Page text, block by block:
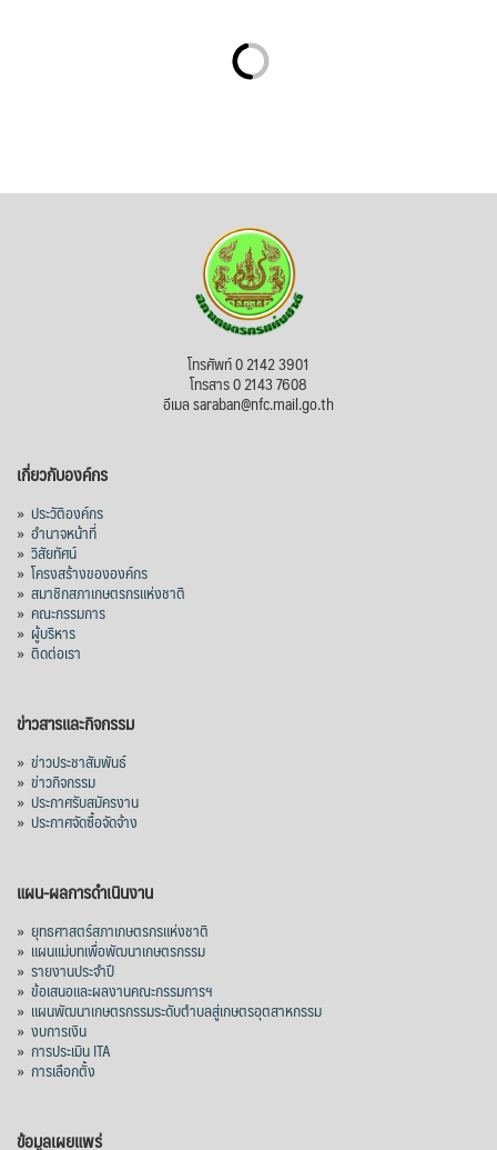
โทรศัพท์ 0 2142 3901
โทรสาร 0 2143 7608
อีเมล saraban@nfc.mail.go.th
เกี่ยวกับองค์กร
» ประวัติองค์กร
» อำนาจหน้าที่
» วิสัยทัศน์
» โครงสร้างขององค์กร
» สมาชิกสภาเกษตรกรแห่งชาติ
» คณะกรรมการ
» ผู้บริหาร
» ติดต่อเรา
ข่าวสารและกิจกรรม
» ข่าวประชาสัมพันธ์
» ข่าวกิจกรรม
» ประกาศรับสมัครงาน
» ประกาศจัดซื้อจัดจ้าง
แผน-ผลการดำเนินงาน
» ยุทธศาสตร์สภาเกษตรกรแห่งชาติ
» แผนแม่บทเพื่อพัฒนาเกษตรกรรม
» รายงานประจำปี
» ข้อเสนอและผลงานคณะกรรมการฯ
» แผนพัฒนาเกษตรกรรมระดับตำบลสู่เกษตรอุตสาหกรรม
» งบการเงิน
» การประเมิน ITA
» การเลือกตั้ง
ข้อมูลเผยแพร่